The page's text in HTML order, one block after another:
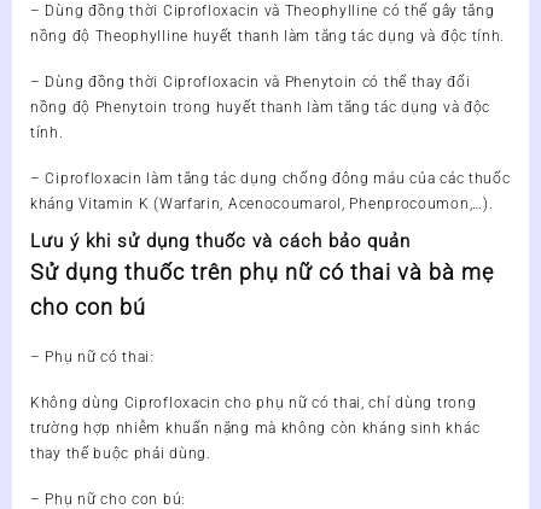
– Dùng đồng thời Ciprofloxacin và Theophylline có thể gây tăng
nồng độ Theophylline huyết thanh làm tăng tác dụng và độc tính.
– Dùng đồng thời Ciprofloxacin và Phenytoin có thể thay đổi
nồng độ Phenytoin trong huyết thanh làm tăng tác dụng và độc
tính.
– Ciprofloxacin làm tăng tác dụng chống đông máu của các thuốc
kháng Vitamin K (Warfarin, Acenocoumarol, Phenprocoumon,…).
Lưu ý khi sử dụng thuốc và cách bảo quản
Sử dụng thuốc trên phụ nữ có thai và bà mẹ
cho con bú
– Phụ nữ có thai:
Không dùng Ciprofloxacin cho phụ nữ có thai, chỉ dùng trong
trường hợp nhiễm khuẩn nặng mà không còn kháng sinh khác
thay thế buộc phải dùng.
– Phụ nữ cho con bú: